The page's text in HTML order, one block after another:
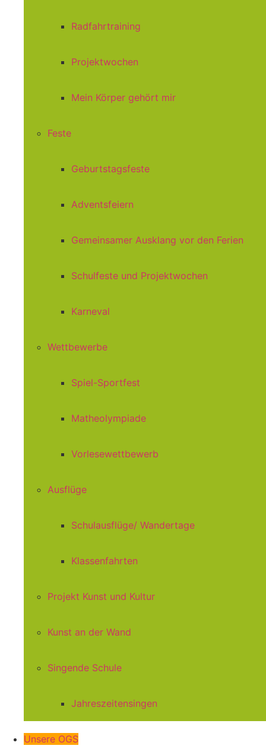
Radfahrtraining
Projektwochen
Mein Körper gehört mir
Feste
Geburtstagsfeste
Adventsfeiern
Gemeinsamer Ausklang vor den Ferien
Schulfeste und Projektwochen
Karneval
Wettbewerbe
Spiel-Sportfest
Matheolympiade
Vorlesewettbewerb
Ausflüge
Schulausflüge/ Wandertage
Klassenfahrten
Projekt Kunst und Kultur
Kunst an der Wand
Singende Schule
Jahreszeitensingen
Unsere OGS